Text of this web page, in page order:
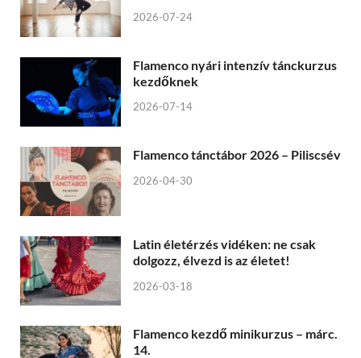
2026-07-24
Flamenco nyári intenzív tánckurzus
kezdőknek
2026-07-14
Flamenco tánctábor 2026 – Piliscsév
2026-04-30
Latin életérzés vidéken: ne csak
dolgozz, élvezd is az életet!
2026-03-18
Flamenco kezdő minikurzus – márc.
14.